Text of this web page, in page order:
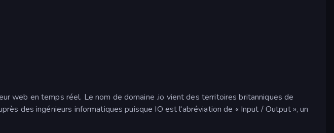
web en temps réel. Le nom de domaine .io vient des territoires britanniques de
des ingénieurs informatiques puisque IO est l'abréviation de « Input / Output », un